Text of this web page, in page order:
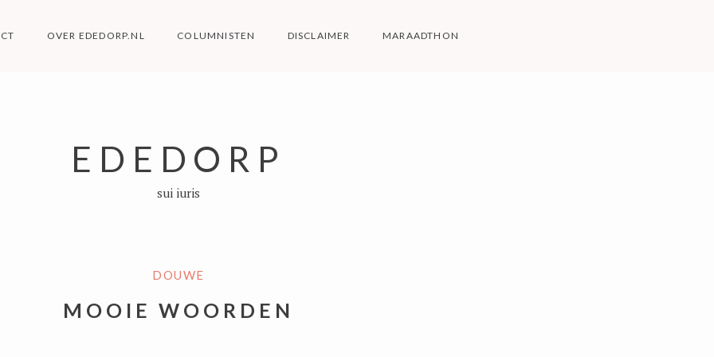
OVER EDEDORP.NL COLUMNISTEN DISCLAIMER MARAADTHON
EDEDORP
sui iuris
DOUWE
MOOIE WOORDEN